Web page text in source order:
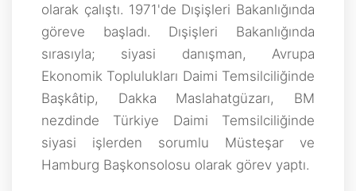
olarak çalıştı. 1971'de Dışişleri Bakanlığında
göreve başladı. Dışişleri Bakanlığında
sırasıyla; siyasi danışman, Avrupa
Ekonomik Toplulukları Daimi Temsilciliğinde
Başkâtip, Dakka Maslahatgüzarı, BM
nezdinde Türkiye Daimi Temsilciliğinde
siyasi işlerden sorumlu Müsteşar ve
Hamburg Başkonsolosu olarak görev yaptı.